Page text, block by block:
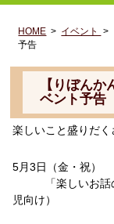
検
HOME > イベント
>
予告
【りぼん
ベント予告
楽しいこと盛りだ
5月3日（金・祝）
「楽しいお話の
児向け）
②13：